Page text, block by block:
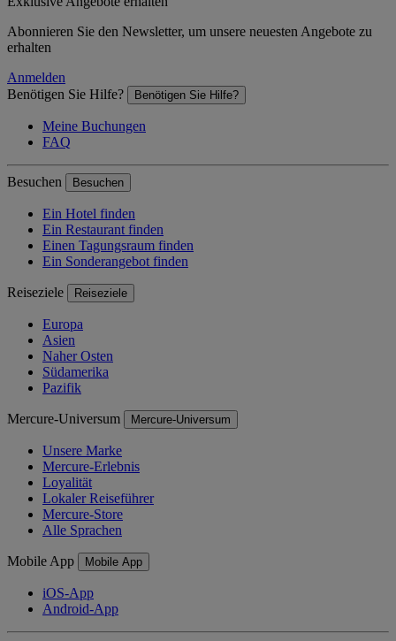
Abonnieren Sie den Newsletter, um unsere neuesten Angebote zu
erhalten
Anmelden
Benötigen Sie Hilfe?
Benötigen Sie Hilfe?
Meine Buchungen
FAQ
Besuchen Besuchen
Ein Hotel finden
Ein Restaurant finden
Einen Tagungsraum finden
Ein Sonderangebot finden
Reiseziele Reiseziele
Europa
Asien
Naher Osten
Südamerika
Pazifik
Mercure-Universum Mercure-Universum
Unsere Marke
Mercure-Erlebnis
Loyalität
Lokaler Reiseführer
Mercure-Store
Alle Sprachen
Mobile App Mobile App
iOS-App
Android-App